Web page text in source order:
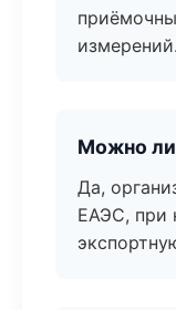
измерений.
Можно ли
Да,
ЕАЭС, при